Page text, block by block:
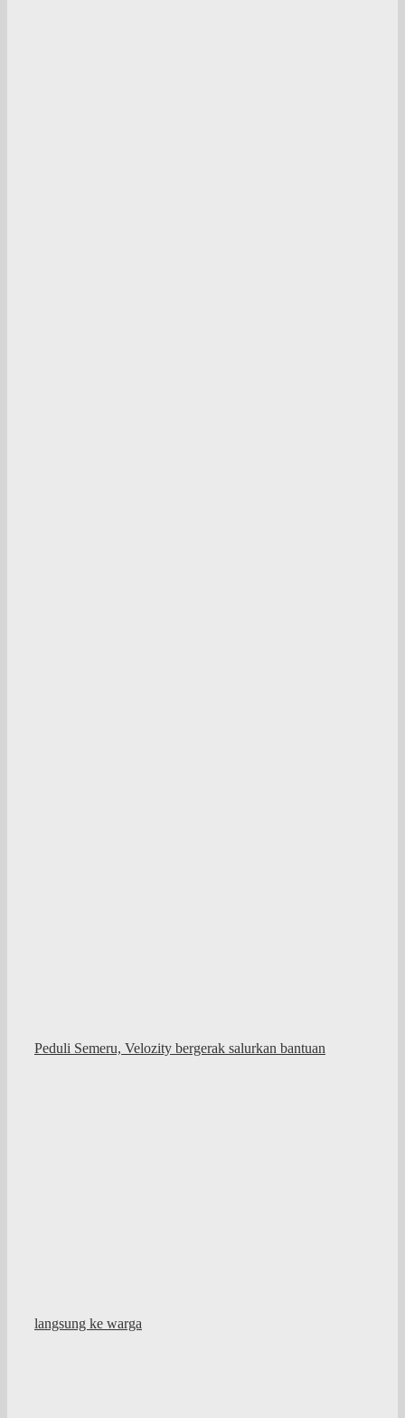
Peduli Semeru, Velozity bergerak salurkan bantuan
langsung ke warga